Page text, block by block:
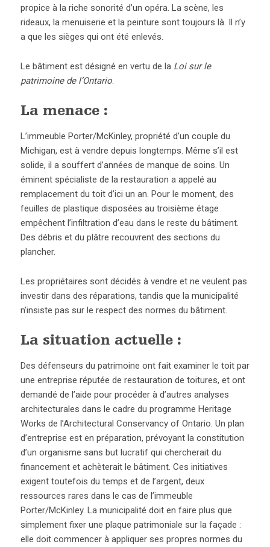
propice à la riche sonorité d’un opéra. La scène, les
rideaux, la menuiserie et la peinture sont toujours là. Il n’y
a que les sièges qui ont été enlevés.
Le bâtiment est désigné en vertu de la Loi sur le
patrimoine de l’Ontario.
La menace :
L’immeuble Porter/McKinley, propriété d’un couple du
Michigan, est à vendre depuis longtemps. Même s’il est
solide, il a souffert d’années de manque de soins. Un
éminent spécialiste de la restauration a appelé au
remplacement du toit d’ici un an. Pour le moment, des
feuilles de plastique disposées au troisième étage
empêchent l’infiltration d’eau dans le reste du bâtiment.
Des débris et du plâtre recouvrent des sections du
plancher.
Les propriétaires sont décidés à vendre et ne veulent pas
investir dans des réparations, tandis que la municipalité
n’insiste pas sur le respect des normes du bâtiment.
La situation actuelle :
Des défenseurs du patrimoine ont fait examiner le toit par
une entreprise réputée de restauration de toitures, et ont
demandé de l’aide pour procéder à d’autres analyses
architecturales dans le cadre du programme Heritage
Works de l’Architectural Conservancy of Ontario. Un plan
d’entreprise est en préparation, prévoyant la constitution
d’un organisme sans but lucratif qui chercherait du
financement et achèterait le bâtiment. Ces initiatives
exigent toutefois du temps et de l’argent, deux
ressources rares dans le cas de l’immeuble
Porter/McKinley. La municipalité doit en faire plus que
simplement fixer une plaque patrimoniale sur la façade :
elle doit commencer à appliquer ses propres normes du